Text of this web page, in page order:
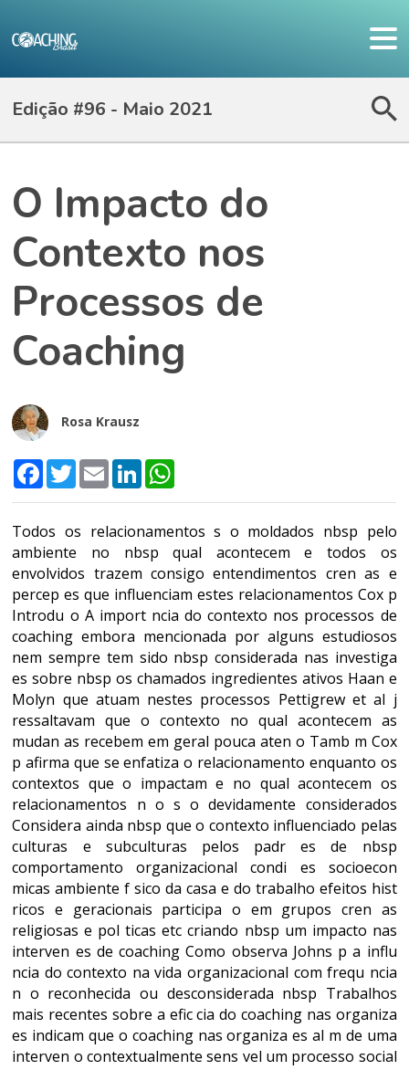
Edição #96 - Maio 2021
O Impacto do
Contexto nos
Processos de
Coaching
Rosa Krausz
Facebook
TwitterEmail LinkedIn
Todos os relacionamentos s o moldados nbsp pelo
ambiente no nbsp qual acontecem e todos os
envolvidos trazem consigo entendimentos cren as e
percep es que influenciam estes relacionamentos Cox p
Introdu o A import ncia do contexto nos processos de
coaching embora mencionada por alguns estudiosos
nem sempre tem sido nbsp considerada nas investiga
es sobre nbsp os chamados ingredientes ativos Haan e
Molyn que atuam nestes processos Pettigrew et al j
ressaltavam que o contexto no qual acontecem as
mudan as recebem em geral pouca aten o Tamb m Cox
p afirma que se enfatiza o relacionamento enquanto os
contextos que o impactam e no qual acontecem os
relacionamentos n o s o devidamente considerados
Considera ainda nbsp que o contexto influenciado pelas
culturas e subculturas pelos padr es de nbsp
comportamento organizacional condi es socioecon
micas ambiente f sico da casa e do trabalho efeitos hist
ricos e geracionais participa o em grupos cren as
religiosas e pol ticas etc criando nbsp um impacto nas
interven es de coaching Como observa Johns p a influ
ncia do contexto na vida organizacional com frequ ncia
n o reconhecida ou desconsiderada nbsp Trabalhos
mais recentes sobre a efic cia do coaching nas organiza
es indicam que o coaching nas organiza es al m de uma
interven o contextualmente sens vel um processo social